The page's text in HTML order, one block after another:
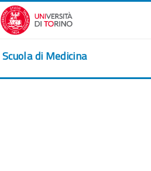
Перейти к основному содержанию
Scuola di Medicina